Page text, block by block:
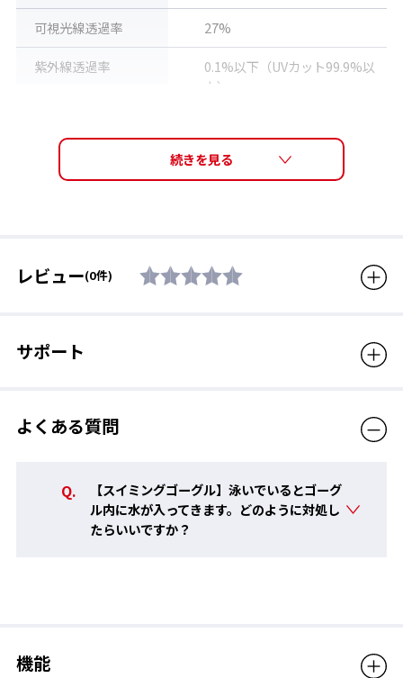
状-】形状の採用により、ゴーグルの抵抗を28%低減！※当社従
可視光線透過率 27%
紫外線透過率
0.1%以下（UVカット99.9%以
上）
(くもり止めレンズ)、ミラーレ
ンズ
カーボネート、鼻ベルト : エラ
ストマー、ベルト : エラストマ
付属品
対象年齢
レビュー(0件)
サポート
よくある質問
【スイミングゴーグル】泳いでいるとゴーグ
ル内に水が入ってきます。どのように対処し
たらいいですか？
機能